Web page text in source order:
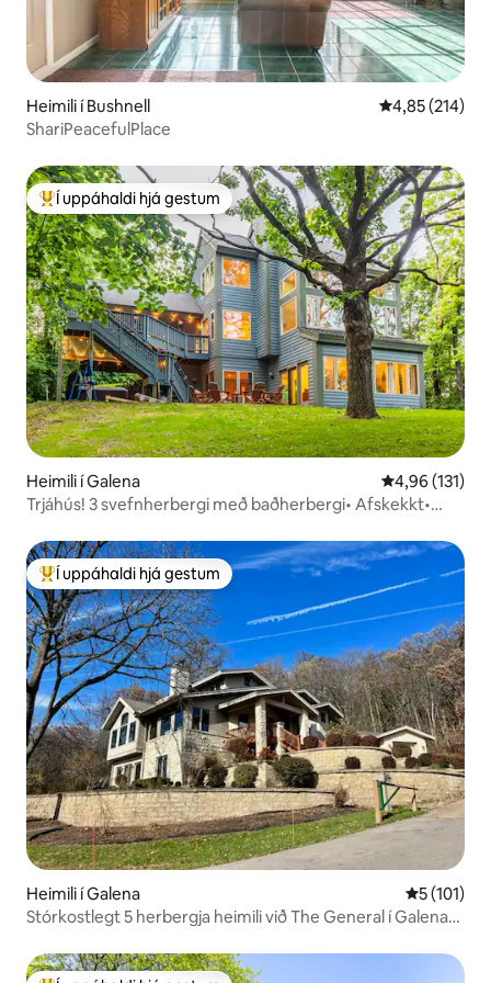
Heimili í Bushnell 4,85 af 5 í
4,85 (214)
ShariPeacefulPlace
Í mestu uppáhaldi hjá gestum
Í uppáhaldi hjá gestum
Heimili í Galena 4,96 af 5 í
4,96 (131)
Trjáhús! 3 svefnherbergi með baðherbergi• Afskekkt•
Í mestu uppáhaldi hjá gestum
Í uppáhaldi hjá gestum
Heimili í Galena 5 af 5 í
5 (101)
Stórkostlegt 5 herbergja heimili við The General í Galena